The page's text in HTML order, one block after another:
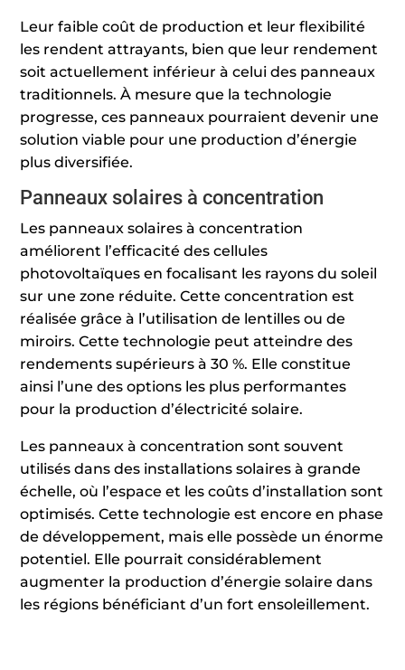
Leur faible coût de production et leur flexibilité
les rendent attrayants, bien que leur rendement
soit actuellement inférieur à celui des panneaux
traditionnels. À mesure que la technologie
progresse, ces panneaux pourraient devenir une
solution viable pour une production d’énergie
plus diversifiée.
Panneaux solaires à concentration
Les panneaux solaires à concentration
améliorent l’efficacité des cellules
photovoltaïques en focalisant les rayons du soleil
sur une zone réduite. Cette concentration est
réalisée grâce à l’utilisation de lentilles ou de
miroirs. Cette technologie peut atteindre des
rendements supérieurs à 30 %. Elle constitue
ainsi l’une des options les plus performantes
pour la production d’électricité solaire.
Les panneaux à concentration sont souvent
utilisés dans des installations solaires à grande
échelle, où l’espace et les coûts d’installation sont
optimisés. Cette technologie est encore en phase
de développement, mais elle possède un énorme
potentiel. Elle pourrait considérablement
augmenter la production d’énergie solaire dans
les régions bénéficiant d’un fort ensoleillement.